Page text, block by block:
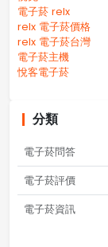
電子菸 relx
relx 電子菸價格
relx 電子菸台灣
電子菸主機
悅客電子菸
分類
電子菸問答
電子菸評價
電子菸資訊